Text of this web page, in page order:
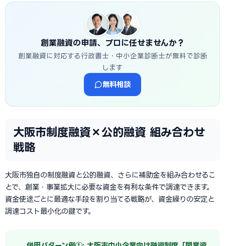
創業融資の申請、プロに任せませんか？
創業融資に対応する行政書士・中小企業診断士が無料で診断
します
無料相談
大阪市制度融資×公的融資 組み合わせ
戦略
大阪市独自の制度融資と公的融資、さらに補助金を組み合わせるこ
とで、創業・事業拡大に必要な資金を有利な条件で調達できます。
資金使途ごとに最適な手段を割り当てる戦略が、資金繰りの安定と
調達コスト最小化の鍵です。